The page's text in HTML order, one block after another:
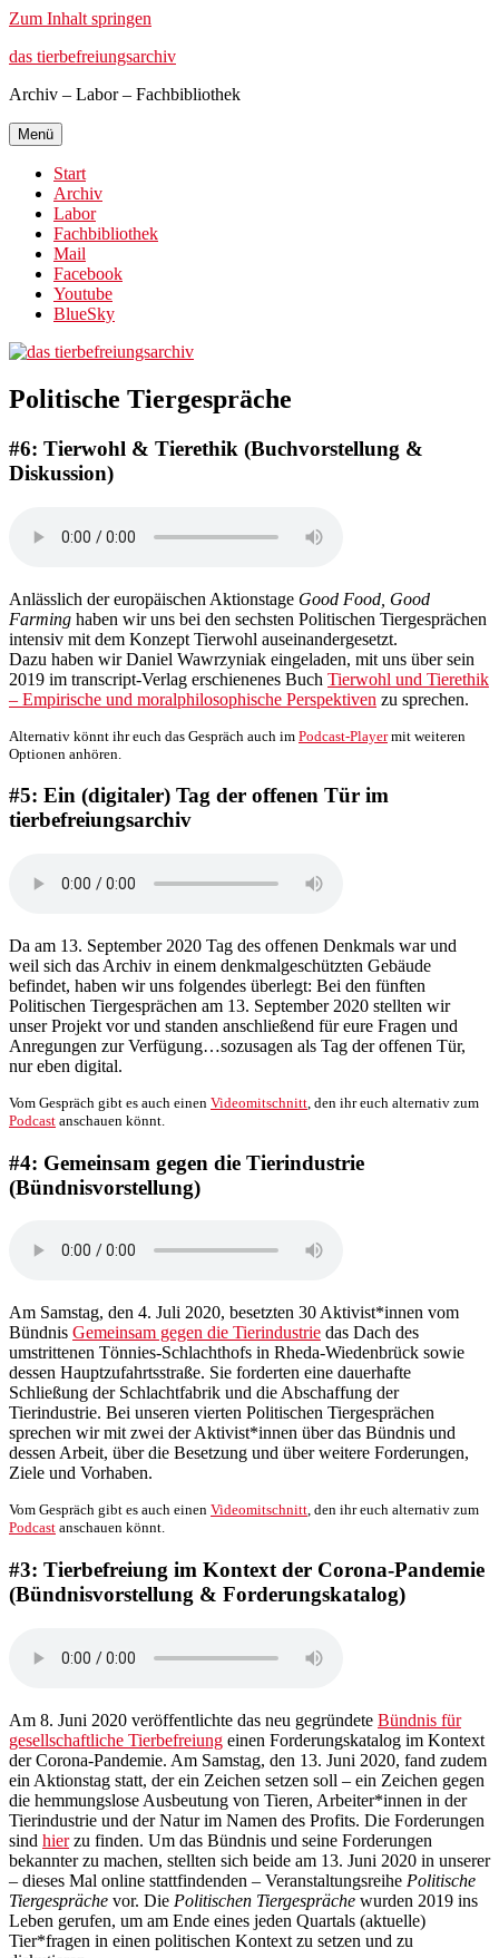
Zum Inhalt springen
das tierbefreiungsarchiv
Archiv – Labor – Fachbibliothek
Menü
Start
Archiv
Labor
Fachbibliothek
Mail
Facebook
Youtube
BlueSky
Politische Tiergespräche
#6: Tierwohl & Tierethik (Buchvorstellung &
Diskussion)
Anlässlich der europäischen Aktionstage Good Food, Good
Farming haben wir uns bei den sechsten Politischen Tiergesprächen
intensiv mit dem Konzept Tierwohl auseinandergesetzt.
Dazu haben wir Daniel Wawrzyniak eingeladen, mit uns über sein
2019 im transcript-Verlag erschienenes Buch Tierwohl und Tierethik
– Empirische und moralphilosophische Perspektiven zu sprechen.
Alternativ könnt ihr euch das Gespräch auch im Podcast-Playermit weiteren
Optionen anhören.
#5: Ein (digitaler) Tag der offenen Tür im
tierbefreiungsarchiv
Da am 13. September 2020 Tag des offenen Denkmals war und
weil sich das Archiv in einem denkmalgeschützten Gebäude
befindet, haben wir uns folgendes überlegt: Bei den fünften
Politischen Tiergesprächen am 13. September 2020 stellten wir
unser Projekt vor und standen anschließend für eure Fragen und
Anregungen zur Verfügung…sozusagen als Tag der offenen Tür,
nur eben digital.
Vom Gespräch gibt es auch einen Videomitschnitt , den ihr euch alternativ zum
Podcast anschauen könnt.
#4: Gemeinsam gegen die Tierindustrie
(Bündnisvorstellung)
Am Samstag, den 4. Juli 2020, besetzten 30 Aktivist*innen vom
Bündnis Gemeinsam gegen die Tierindustrie das Dach des
umstrittenen Tönnies-Schlachthofs in Rheda-Wiedenbrück sowie
dessen Hauptzufahrtsstraße. Sie forderten eine dauerhafte
Schließung der Schlachtfabrik und die Abschaffung der
Tierindustrie. Bei unseren vierten Politischen Tiergesprächen
sprechen wir mit zwei der Aktivist*innen über das Bündnis und
dessen Arbeit, über die Besetzung und über weitere Forderungen,
Ziele und Vorhaben.
Vom Gespräch gibt es auch einen Videomitschnitt, den ihr euch alternativ zum
Podcast anschauen könnt.
#3: Tierbefreiung im Kontext der Corona-Pandemie
(Bündnisvorstellung & Forderungskatalog)
Am 8. Juni 2020 veröffentlichte das neu gegründete Bündnis für
gesellschaftliche Tierbefreiung einen Forderungskatalog im Kontext
der Corona-Pandemie. Am Samstag, den 13. Juni 2020, fand zudem
ein Aktionstag statt, der ein Zeichen setzen soll – ein Zeichen gegen
die hemmungslose Ausbeutung von Tieren, Arbeiter*innen in der
Tierindustrie und der Natur im Namen des Profits. Die Forderungen
sind hierzu finden. Um das Bündnis und seine Forderungen
bekannter zu machen, stellten sich beide am 13. Juni 2020 in unserer
– dieses Mal online stattfindenden – Veranstaltungsreihe Politische
Tiergespräche vor. Die Politischen Tiergespräche wurden 2019 ins
Leben gerufen, um am Ende eines jeden Quartals (aktuelle)
Tier*fragen in einen politischen Kontext zu setzen und zu